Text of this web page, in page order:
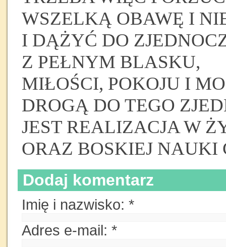
WSZELKĄ OBAWĘ I
I DĄŻYĆ DO
Z PEŁNYM BLASKU,
MIŁOŚCI, POKOJU I
DROGĄ DO TEGO
JEST REALIZACJA W
ORAZ BOSKIEJ NAUKI
Dodaj komentarz
Imię i nazwisko: *
Adres e-mail: *